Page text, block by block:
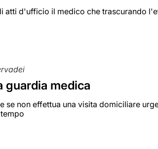
atti d'ufficio il medico che trascurando
guardia medica
se non effettua una visita domiciliare